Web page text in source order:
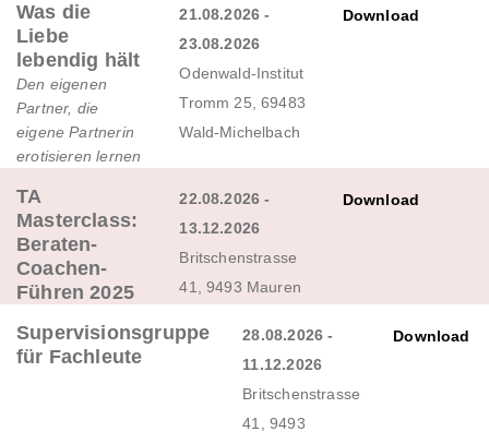
Was die
Liebe
lebendig hält
Den eigenen
Partner, die
eigene Partnerin
erotisieren lernen
21.08.2026 -
23.08.2026
Odenwald-Institut
Tromm 25, 69483
Wald-Michelbach
Download
TA
Masterclass:
Beraten-
Coachen-
Führen 2025
22.08.2026 -
13.12.2026
Britschenstrasse
41, 9493 Mauren
Download
Supervisionsgruppe
für Fachleute
28.08.2026 -
11.12.2026
Britschenstrasse
41, 9493
Download